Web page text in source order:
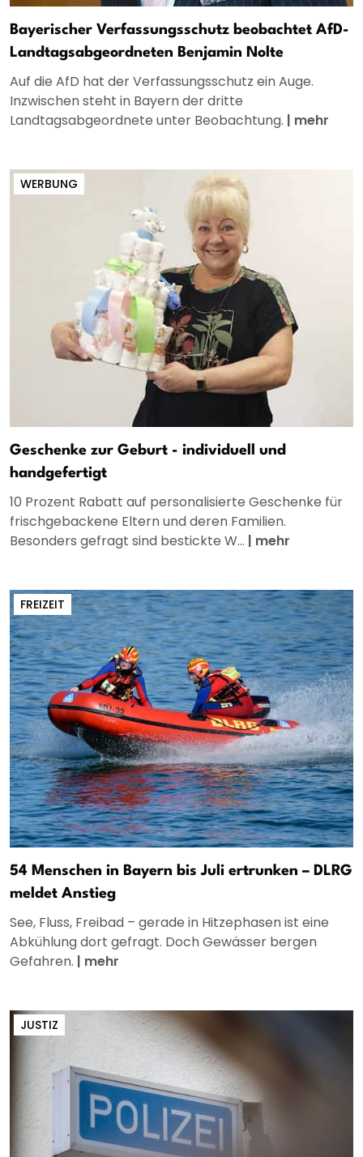
Bayerischer Verfassungsschutz beobachtet AfD-
Landtagsabgeordneten Benjamin Nolte
Auf die AfD hat der Verfassungsschutz ein Auge.
Inzwischen steht in Bayern der dritte
Landtagsabgeordnete unter Beobachtung. | mehr
WERBUNG
Geschenke zur Geburt - individuell und
handgefertigt
10 Prozent Rabatt auf personalisierte Geschenke für
frischgebackene Eltern und deren Familien.
Besonders gefragt sind bestickte W... | mehr
FREIZEIT
54 Menschen in Bayern bis Juli ertrunken – DLRG
meldet Anstieg
See, Fluss, Freibad – gerade in Hitzephasen ist eine
Abkühlung dort gefragt. Doch Gewässer bergen
Gefahren. | mehr
JUSTIZ